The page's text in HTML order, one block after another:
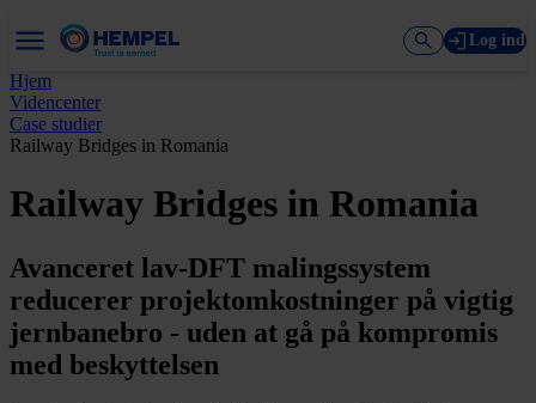
Log ind
Hjem
Videncenter
Case studier
Railway Bridges in Romania
Railway Bridges in Romania
Avanceret lav-DFT malingssystem
reducerer projektomkostninger på vigtig
jernbanebro - uden at gå på kompromis
med beskyttelsen